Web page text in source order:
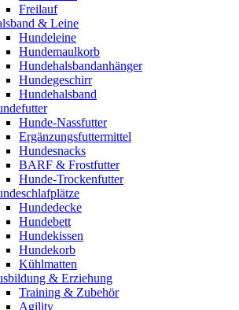
Freilauf
& Leine
Hundeleine
Hundemaulkorb
Hundehalsbandanhänger
Hundegeschirr
Hundehalsband
Hunde-Nassfutter
Ergänzungsfuttermittel
Hundesnacks
BARF & Frostfutter
Hunde-Trockenfutter
Hundedecke
Hundebett
Hundekissen
Hundekorb
Kühlmatten
& Erziehung
Training & Zubehör
Agility